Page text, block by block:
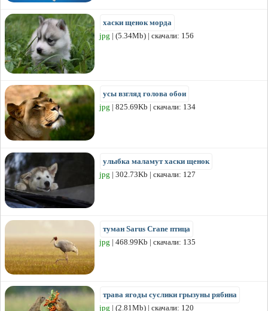
хаски щенок морда
jpg | (5.34Mb) | скачали: 156
усы взгляд голова обои
jpg | 825.69Kb | скачали: 134
улыбка маламут хаски щенок
jpg | 302.73Kb | скачали: 127
туман Sarus Crane птица
jpg | 468.99Kb | скачали: 135
трава ягоды суслики грызуны рябина
jpg | (2.81Mb) | скачали: 120